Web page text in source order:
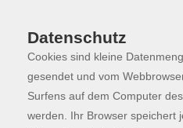
Skip to main content
Programm
Datenschutz
Cookies sind kleine
gesendet und vom
Surfens auf dem Computer
werden. Ihr Browser speichert